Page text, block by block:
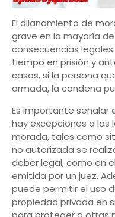
El allanamiento de
grave en la mayoría
consecuencias
tiempo en prisión y
casos, si la persona
armada, la condena
Es importante señalar
hay excepciones a las
morada, tales como
no autorizada se
deber legal, como en
emitida por un juez.
puede permitir el uso
propiedad privada en